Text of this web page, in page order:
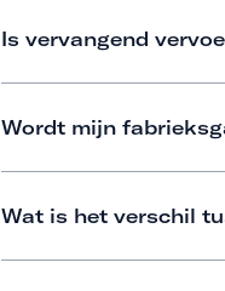
Is vervangend
Wordt mijn
Wat is het verschil